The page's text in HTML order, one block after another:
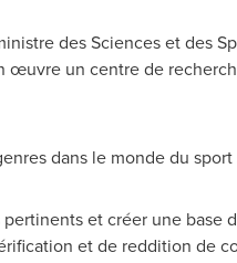
des Sciences et des
œuvre un centre de
dans le monde du
et créer une base
et de reddition de